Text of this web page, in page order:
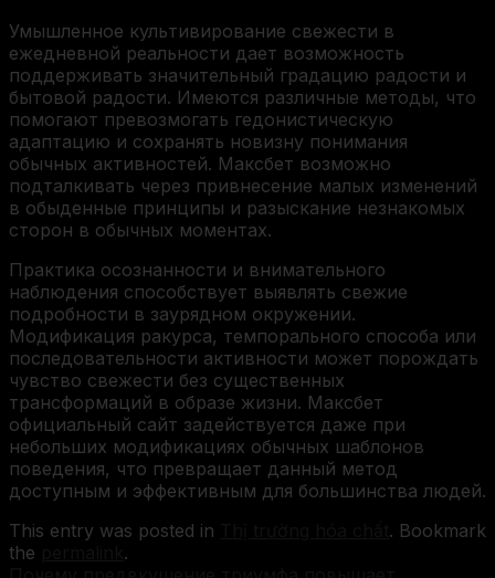
Умышленное культивирование свежести в
ежедневной реальности дает возможность
поддерживать значительный градацию радости и
бытовой радости. Имеются различные методы, что
помогают превозмогать гедонистическую
адаптацию и сохранять новизну понимания
обычных активностей. Максбет возможно
подталкивать через привнесение малых изменений
в обыденные принципы и разыскание незнакомых
сторон в обычных моментах.
Практика осознанности и внимательного
наблюдения способствует выявлять свежие
подробности в заурядном окружении.
Модификация ракурса, темпорального способа или
последовательности активности может порождать
чувство свежести без существенных
трансформаций в образе жизни. Максбет
официальный сайт задействуется даже при
небольших модификациях обычных шаблонов
поведения, что превращает данный метод
доступным и эффективным для большинства людей.
This entry was posted in
. Bookmark
the
.